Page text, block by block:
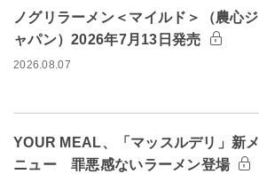
ノグリラーメン＜マイルド＞（農心ジ
ャパン）2026年7月13日発売
2026.08.07
YOUR MEAL、「マッスルデリ」新メ
ニュー 罪悪感ないラーメン登場